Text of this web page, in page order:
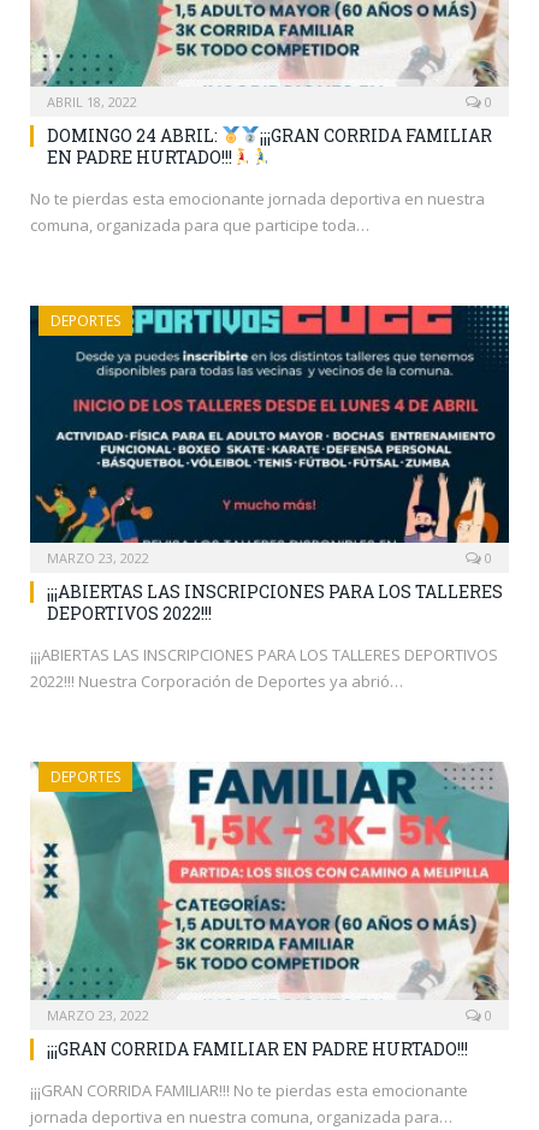
ABRIL 18, 2022 0
DOMINGO 24 ABRIL:
¡¡¡GRAN CORRIDA FAMILIAR
EN PADRE HURTADO!!!
No te pierdas esta emocionante jornada deportiva en nuestra
comuna, organizada para que participe toda…
DEPORTES
MARZO 23, 2022 0
¡¡¡ABIERTAS LAS INSCRIPCIONES PARA LOS TALLERES
DEPORTIVOS 2022!!!
¡¡¡ABIERTAS LAS INSCRIPCIONES PARA LOS TALLERES DEPORTIVOS
2022!!! Nuestra Corporación de Deportes ya abrió…
DEPORTES
MARZO 23, 2022 0
¡¡¡GRAN CORRIDA FAMILIAR EN PADRE HURTADO!!!
¡¡¡GRAN CORRIDA FAMILIAR!!! No te pierdas esta emocionante
jornada deportiva en nuestra comuna, organizada para…